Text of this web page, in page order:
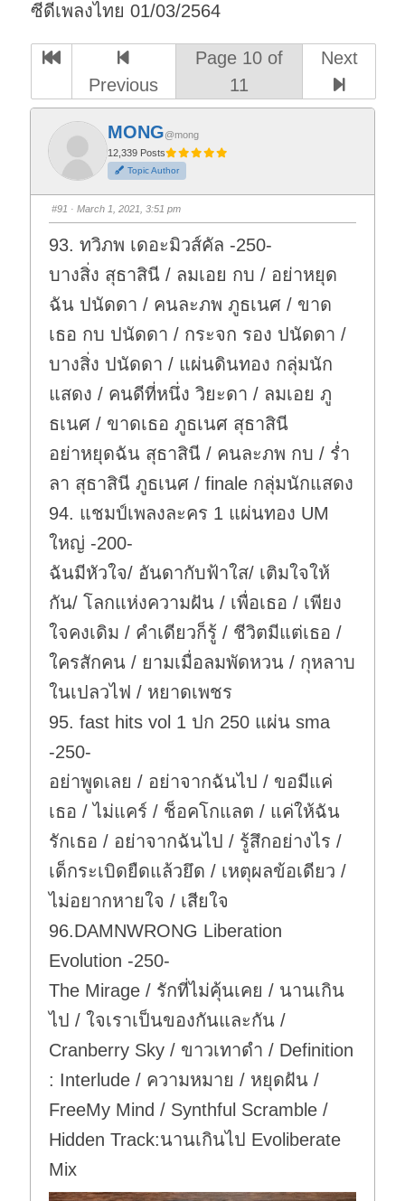
ซีดีเพลงไทย 01/03/2564
Previous
Page 10 of
11
Next
MONG@mong
12,339 Posts
Topic Author
#91 · March 1, 2021, 3:51 pm
93. ทวิภพ เดอะมิวส์คัล -250-
บางสิ่ง สุธาสินี / ลมเอย กบ / อย่าหยุด
ฉัน ปนัดดา / คนละภพ ภูธเนศ / ขาด
เธอ กบ ปนัดดา / กระจก รอง ปนัดดา /
บางสิ่ง ปนัดดา / แผ่นดินทอง กลุ่มนัก
แสดง / คนดีที่หนึ่ง วิยะดา / ลมเอย ภู
ธเนศ / ขาดเธอ ภูธเนศ สุธาสินี
อย่าหยุดฉัน สุธาสินี / คนละภพ กบ / ร่ำ
ลา สุธาสินี ภูธเนศ / finale กลุ่มนักแสดง
94. แชมป์เพลงละคร 1 แผ่นทอง UM
ใหญ่ -200-
ฉันมีหัวใจ/ อันดากับฟ้าใส/ เติมใจให้
กัน/ โลกแห่งความฝัน / เพื่อเธอ / เพียง
ใจคงเดิม / คำเดียวก็รู้ / ชีวิตมีแต่เธอ /
ใครสักคน / ยามเมื่อลมพัดหวน / กุหลาบ
ในเปลวไฟ / หยาดเพชร
95. fast hits vol 1 ปก 250 แผ่น sma
-250-
อย่าพูดเลย / อย่าจากฉันไป / ขอมีแค่
เธอ / ไม่แคร์ / ช็อคโกแลต / แค่ให้ฉัน
รักเธอ / อย่าจากฉันไป / รู้สึกอย่างไร /
เด็กระเบิดยืดแล้วยึด / เหตุผลข้อเดียว /
ไม่อยากหายใจ / เสียใจ
96.DAMNWRONG Liberation
Evolution -250-
The Mirage / รักที่ไม่คุ้นเคย / นานเกิน
ไป / ใจเราเป็นของกันและกัน /
Cranberry Sky / ขาวเทาดำ / Definition
: Interlude / ความหมาย / หยุดฝัน /
FreeMy Mind / Synthful Scramble /
Hidden Track:นานเกินไป Evoliberate
Mix